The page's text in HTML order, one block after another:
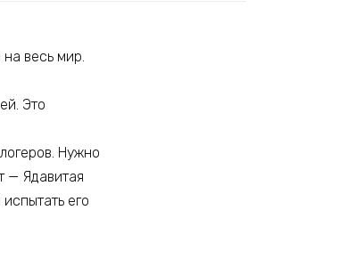
весь мир.
Это
Нужно
— Ядавитая
его